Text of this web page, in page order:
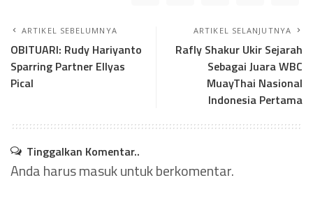
ARTIKEL SEBELUMNYA
OBITUARI: Rudy Hariyanto
Sparring Partner Ellyas
Pical
ARTIKEL SELANJUTNYA
Rafly Shakur Ukir Sejarah
Sebagai Juara WBC
MuayThai Nasional
Indonesia Pertama
Tinggalkan Komentar..
Anda harusmasukuntuk berkomentar.